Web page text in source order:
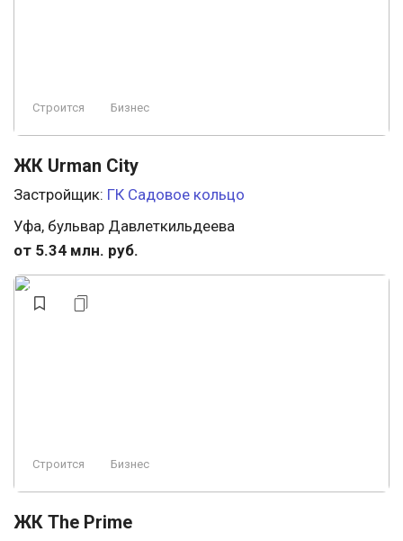
Строится Бизнес
ЖК Urman City
Застройщик: ГК Садовое кольцо
Уфа, бульвар Давлеткильдеева
от 5.34 млн. руб.
Строится Бизнес
ЖК The Prime